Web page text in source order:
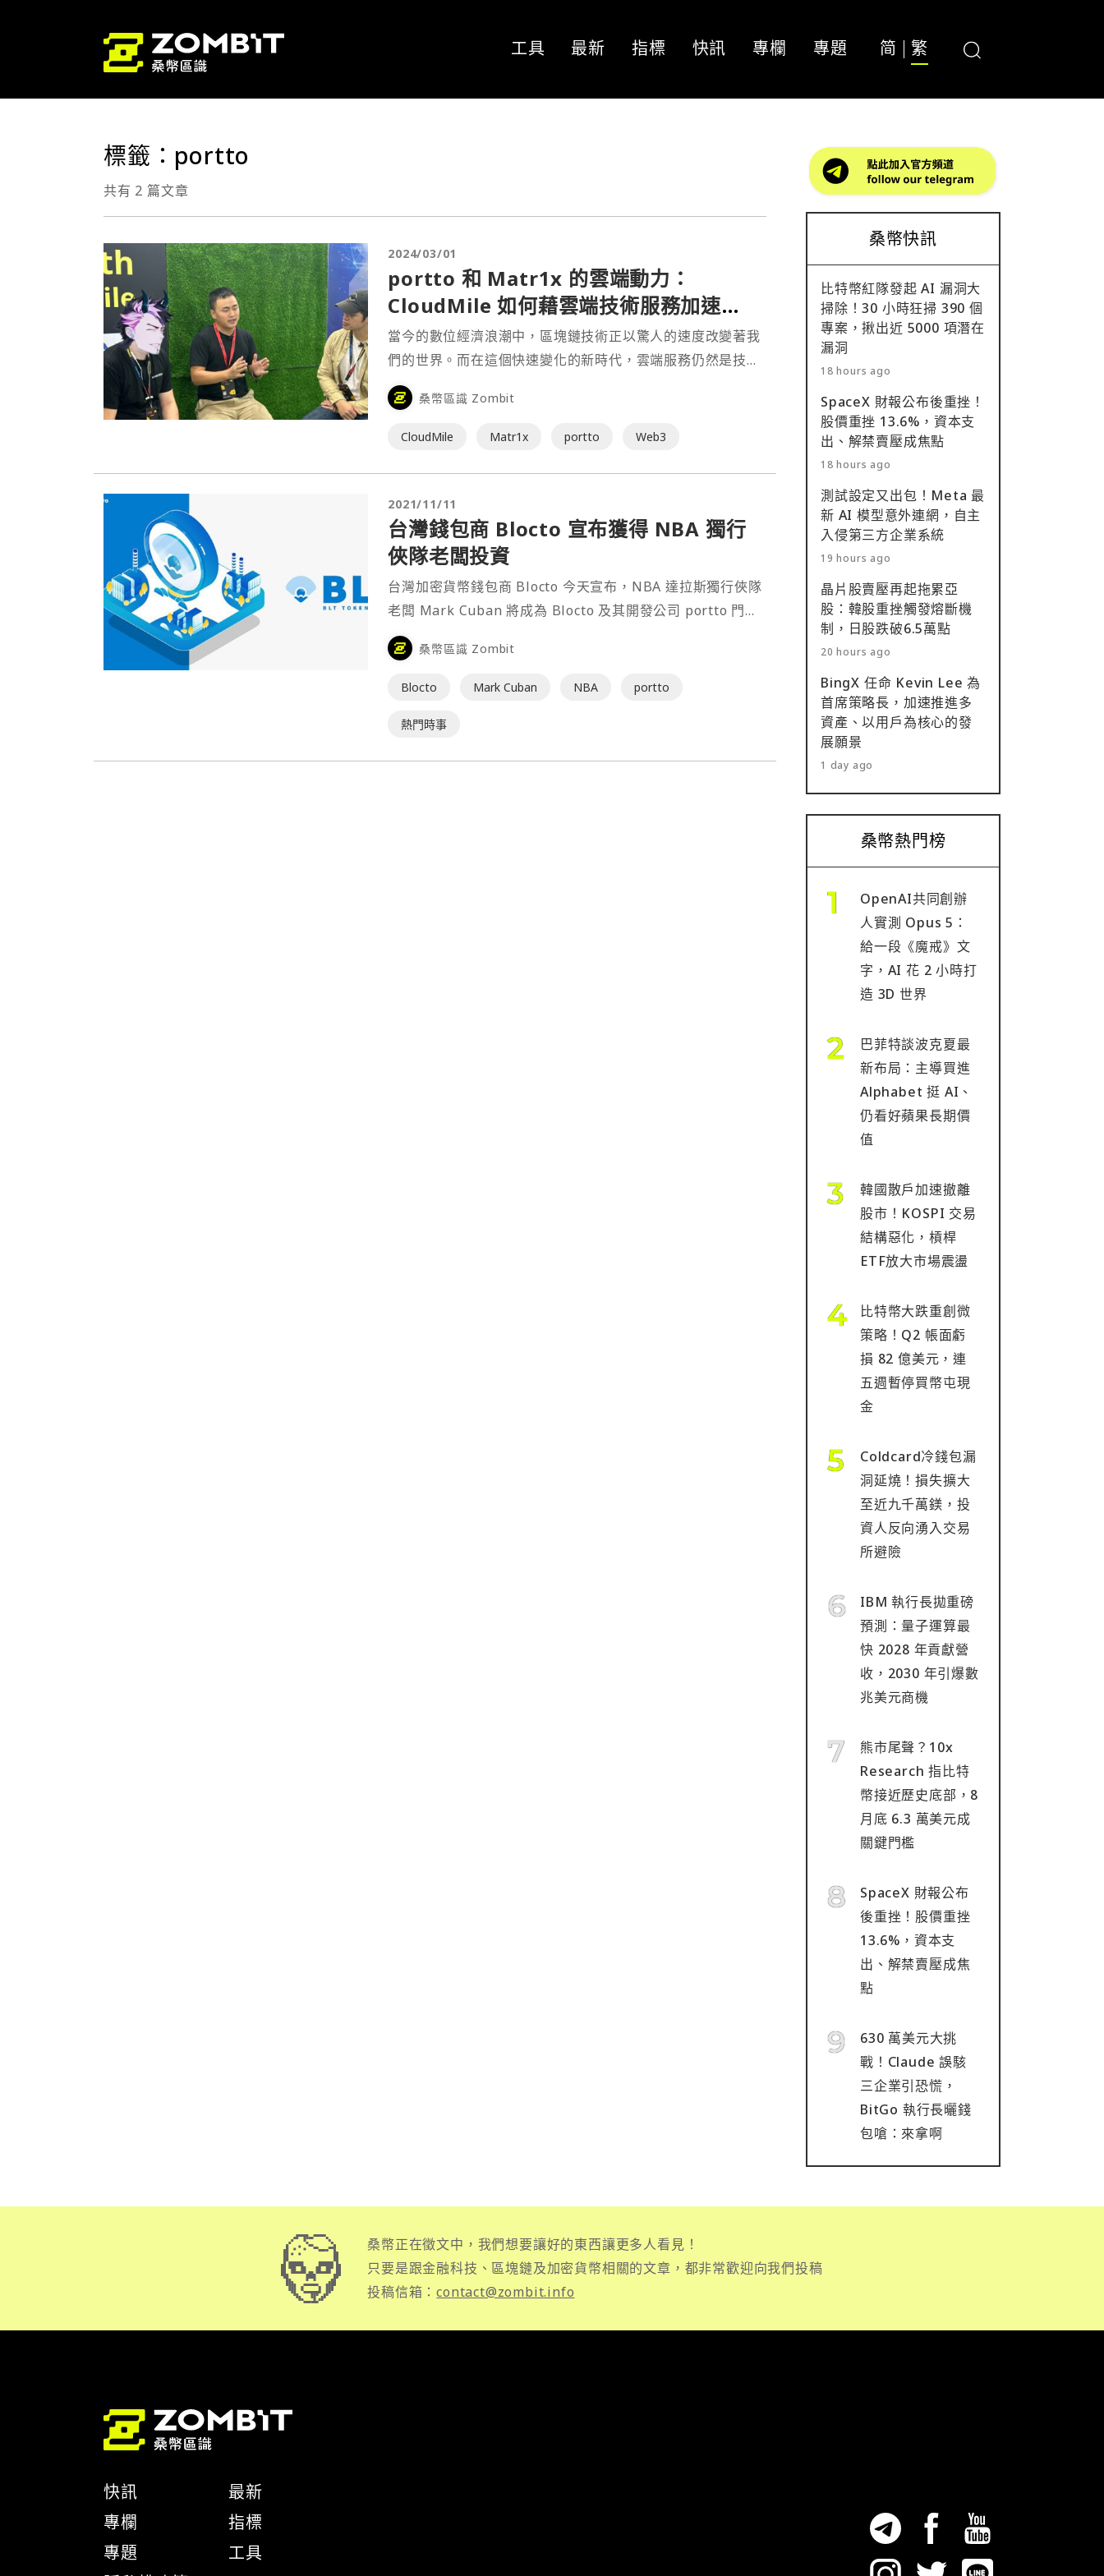
工具 最新 指標 快訊 專欄 專題 简 繁
標籤：portto
共有 2 篇文章
2024/03/01
portto 和 Matr1x 的雲端動力：
CloudMile 如何藉雲端技術服務加速
Web3 產業發展
當今的數位經濟浪潮中，區塊鏈技術正以驚人的速度改變著我
們的世界。而在這個快速變化的新時代，雲端服務仍然是技術
革新運動中的重要基礎設施，萬里雲（CloudMile）作為台灣
第一家擁有 Google Cloud 認證的雲端託管服務供應商
（Managed Service Provider, MSP），正積極擁抱這一革
展。
桑幣區識 Zombit
CloudMile Matr1x portto Web3
2021/11/11
台灣錢包商 Blocto 宣布獲得 NBA 獨行
俠隊老闆投資
台灣加密貨幣錢包商 Blocto 今天宣布，NBA 達拉斯獨行俠隊
老闆 Mark Cuban 將成為 Blocto 及其開發公司 portto 門戶
科技的投資人，Blocto 在此之前已獲得許多投資方支持，包括
Animoca Brands、Alameda research、500 Startup、
Olive Tree⋯
桑幣區識 Zombit
Blocto Mark Cuban NBA portto
熱門時事
桑幣快訊
比特幣紅隊發起 AI 漏洞大
掃除！30 小時狂掃 390 個
專案，揪出近 5000 項潛在
漏洞
18 hours ago
SpaceX 財報公布後重挫！
股價重挫 13.6%，資本支
出、解禁賣壓成焦點
18 hours ago
測試設定又出包！Meta 最
新 AI 模型意外連網，自主
入侵第三方企業系統
19 hours ago
晶片股賣壓再起拖累亞
股：韓股重挫觸發熔斷機
制，日股跌破6.5萬點
20 hours ago
BingX 任命 Kevin Lee 為
首席策略長，加速推進多
資產、以用戶為核心的發
展願景
1 day ago
桑幣熱門榜
OpenAI共同創辦
人實測 Opus 5：
給一段《魔戒》文
字，AI 花 2 小時打
造 3D 世界
巴菲特談波克夏最
新布局：主導買進
Alphabet 挺 AI、
仍看好蘋果長期價
值
韓國散戶加速撤離
股市！KOSPI 交易
結構惡化，槓桿
ETF放大市場震盪
比特幣大跌重創微
策略！Q2 帳面虧
損 82 億美元，連
五週暫停買幣屯現
金
Coldcard冷錢包漏
洞延燒！損失擴大
至近九千萬鎂，投
資人反向湧入交易
所避險
IBM 執行長拋重磅
預測：量子運算最
快 2028 年貢獻營
收，2030 年引爆數
兆美元商機
熊市尾聲？10x
Research 指比特
幣接近歷史底部，8
月底 6.3 萬美元成
關鍵門檻
SpaceX 財報公布
後重挫！股價重挫
13.6%，資本支
出、解禁賣壓成焦
點
630 萬美元大挑
戰！Claude 誤駭
三企業引恐慌，
BitGo 執行長曬錢
包嗆：來拿啊
桑幣正在徵文中，我們想要讓好的東西讓更多人看見！
只要是跟金融科技、區塊鏈及加密貨幣相關的文章，都非常歡迎向我們投稿
投稿信箱：contact@zombit.info
快訊
專欄
專題
最新
指標
工具